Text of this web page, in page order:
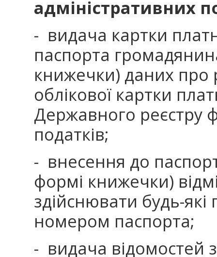
адміністративних
- видача картки
паспорта
книжечки) даних про
облікової картки
Державного реєстру
податків;
- внесення до
формі книжечки)
здійснювати будь-які
номером паспорта;
- видача відомостей